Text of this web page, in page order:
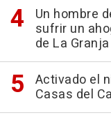
Un hombre
sufrir un
de La Granja
Activado el
Casas del